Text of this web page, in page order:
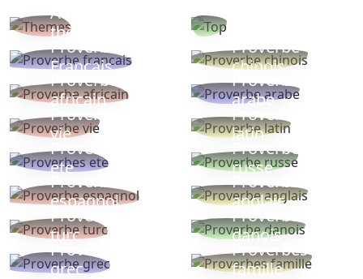
Autres
thèmes
Proverbe
Français
Proverbe
chinois
Proverbe
africain
Proverbe
arabe
Proverbe
vie
Proverbe
latin
Proverbes
ete
Proverbe
russe
Proverbe
espagnol
Proverbe
anglais
Proverbe
turc
Proverbe
danois
Proverbe
grec
Proverbes
famille